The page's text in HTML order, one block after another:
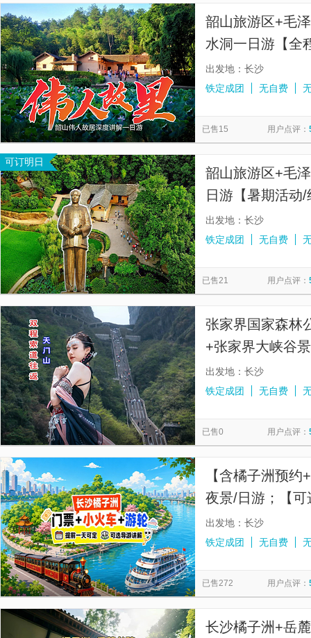
韶山旅游区+毛
水洞一日游【全
赠主席像章|可选
出发地：长沙
铁定成团
无自费
已售15 用户点评：
可订明日
韶山旅游区+毛
日游【暑期活动
线耳麦/可选15
出发地：长沙
铁定成团
无自费
已售21 用户点评：
张家界国家森林
+张家界大峡谷
多套餐可选/赠
出发地：长沙
铁定成团
无自费
已售0 用户点评：
【含橘子洲预
夜景/日游；【
出发地：长沙
铁定成团
无自费
已售272 用户点评：
长沙橘子洲+岳